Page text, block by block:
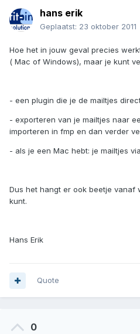
hans erik
Geplaatst: 23 oktober 2011
Hoe het in jouw geval precies
( Mac of Windows), maar je kunt
- een plugin die je de mailtjes
- exporteren van je mailtjes naar
importeren in fmp en dan verder
- als je een Mac hebt: je mailtjes
Dus het hangt er ook beetje vanaf
kunt.
Hans Erik
Quote
0